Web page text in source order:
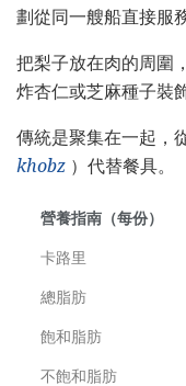
劃從同一艘船直接服務
把梨子放在肉的周圍
炸杏仁或芝麻種子裝
傳統是聚集在一起，
khobz ）代替餐具。
營養指南（每份）
卡路里
總脂肪
飽和脂肪
不飽和脂肪